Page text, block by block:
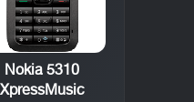
Nokia 5310
XpressMusic